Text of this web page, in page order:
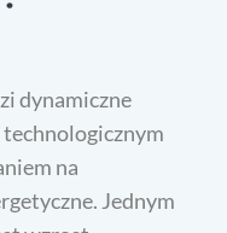
dynamiczne
technologicznym
na
Jednym